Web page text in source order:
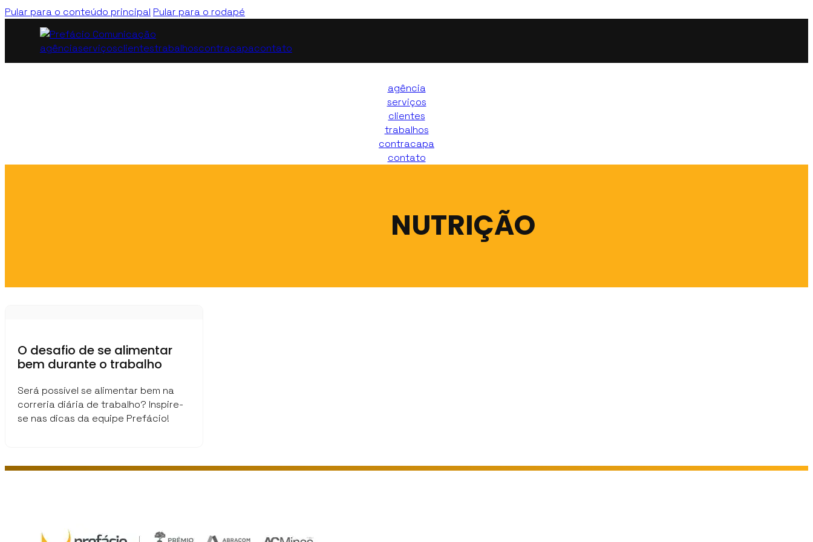
Pular para o conteúdo principal Pular para o rodapé
agênciaserviçosclientestrabalhoscontracapacontato
agência
serviços
clientes
trabalhos
contracapa
contato
NUTRIÇÃO
O desafio de se alimentar
bem durante o trabalho
Será possível se alimentar bem na
correria diária de trabalho? Inspire-
se nas dicas da equipe Prefácio!